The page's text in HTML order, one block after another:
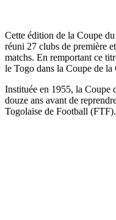
Cette édition de la Coupe
réuni 27 clubs de première
matchs. En remportant ce
le Togo dans la Coupe de
Instituée en 1955, la Coupe
douze ans avant de
Togolaise de Football (FTF).